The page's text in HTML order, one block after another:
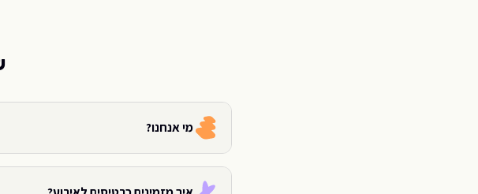
מי אנחנו?